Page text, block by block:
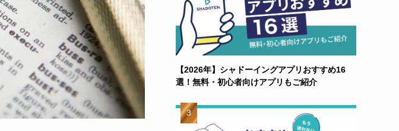
【2026年】シャドーイングアプリおすすめ16
選！無料・初心者向けアプリもご紹介